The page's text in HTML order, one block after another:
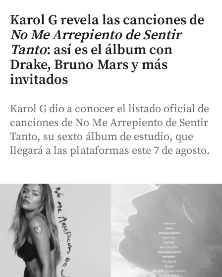
Karol G revela las canciones de
No Me Arrepiento de Sentir
Tanto: así es el álbum con
Drake, Bruno Mars y más
invitados
Karol G dio a conocer el listado oficial de
canciones de No Me Arrepiento de Sentir
Tanto, su sexto álbum de estudio, que
llegará a las plataformas este 7 de agosto.